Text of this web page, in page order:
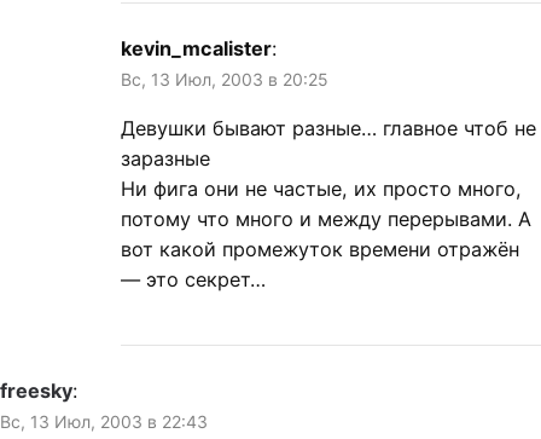
kevin_mcalister:
Вс, 13 Июл, 2003 в 20:25
Девушки бывают разные… главное чтоб не
заразные
Ни фига они не частые, их просто много,
потому что много и между перерывами. А
вот какой промежуток времени отражён
— это секрет…
freesky:
Вс, 13 Июл, 2003 в 22:43